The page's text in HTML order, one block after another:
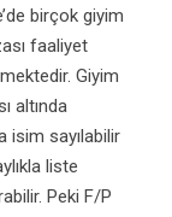
birçok giyim
faaliyet
Giyim
altında
isim sayılabilir
liste
Peki F/P